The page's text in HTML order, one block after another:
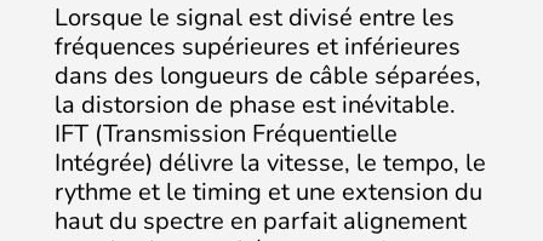
Lorsque le signal est divisé entre les
fréquences supérieures et inférieures
dans des longueurs de câble séparées,
la distorsion de phase est inévitable.
IFT (Transmission Fréquentielle
Intégrée) délivre la vitesse, le tempo, le
rythme et le timing et une extension du
haut du spectre en parfait alignement